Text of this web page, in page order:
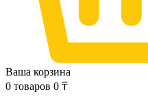
Ваша корзина
0 товаров 0 ₸